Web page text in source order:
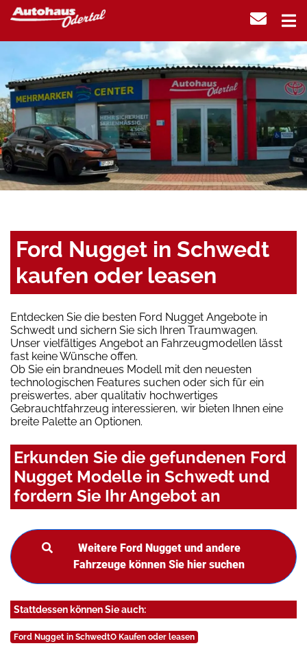
Ford Nugget in Schwedt
kaufen oder leasen
Entdecken Sie die besten Ford Nugget Angebote in
Schwedt und sichern Sie sich Ihren Traumwagen.
Unser vielfältiges Angebot an Fahrzeugmodellen lässt
fast keine Wünsche offen.
Ob Sie ein brandneues Modell mit den neuesten
technologischen Features suchen oder sich für ein
preiswertes, aber qualitativ hochwertiges
Gebrauchtfahrzeug interessieren, wir bieten Ihnen eine
breite Palette an Optionen.
Erkunden Sie die gefundenen Ford
Nugget Modelle in Schwedt und
fordern Sie Ihr Angebot an
Weitere Ford Nugget und andere
Fahrzeuge können Sie hier suchen
Stattdessen können Sie auch:
Ford Nugget in SchwedtO Kaufen oder leasen